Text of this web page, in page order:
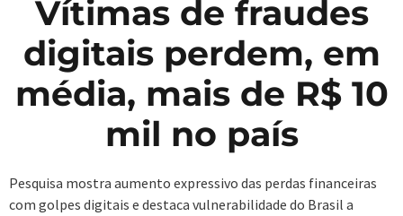
Vítimas de fraudes
digitais perdem, em
média, mais de R$ 10
mil no país
Pesquisa mostra aumento expressivo das perdas financeiras
com golpes digitais e destaca vulnerabilidade do Brasil a